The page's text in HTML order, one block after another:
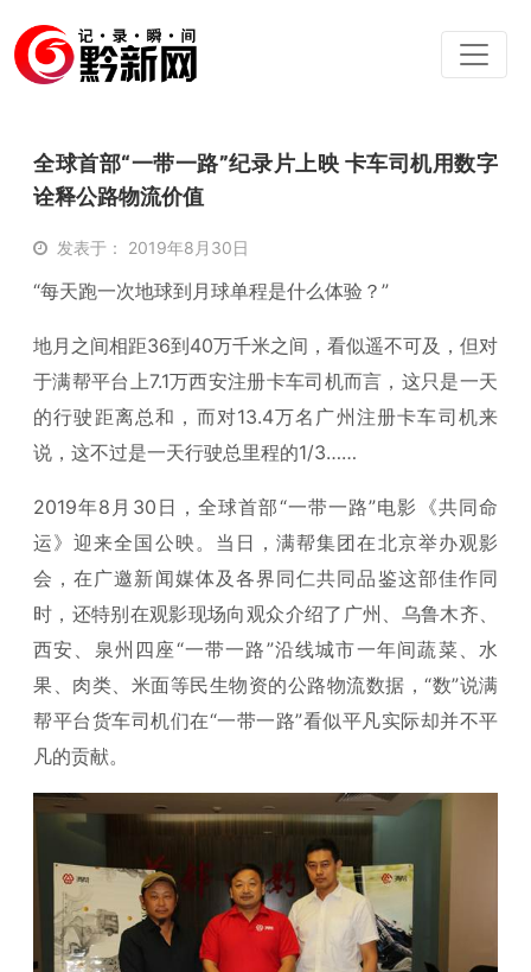
全球首部“一带一路”纪录片上映 卡车司机用数字
诠释公路物流价值
发表于： 2019年8月30日
“每天跑一次地球到月球单程是什么体验？”
地月之间相距36到40万千米之间，看似遥不可及，但对
于满帮平台上7.1万西安注册卡车司机而言，这只是一天
的行驶距离总和，而对13.4万名广州注册卡车司机来
说，这不过是一天行驶总里程的1/3……
2019年8月30日，全球首部“一带一路”电影《共同命
运》迎来全国公映。当日，满帮集团在北京举办观影
会，在广邀新闻媒体及各界同仁共同品鉴这部佳作同
时，还特别在观影现场向观众介绍了广州、乌鲁木齐、
西安、泉州四座“一带一路”沿线城市一年间蔬菜、水
果、肉类、米面等民生物资的公路物流数据，“数”说满
帮平台货车司机们在“一带一路”看似平凡实际却并不平
凡的贡献。